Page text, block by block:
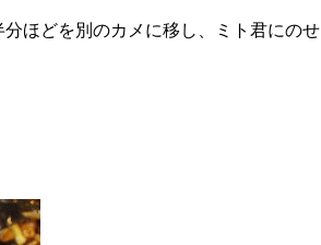
ほどを別のカメに移し、ミト君にのせ